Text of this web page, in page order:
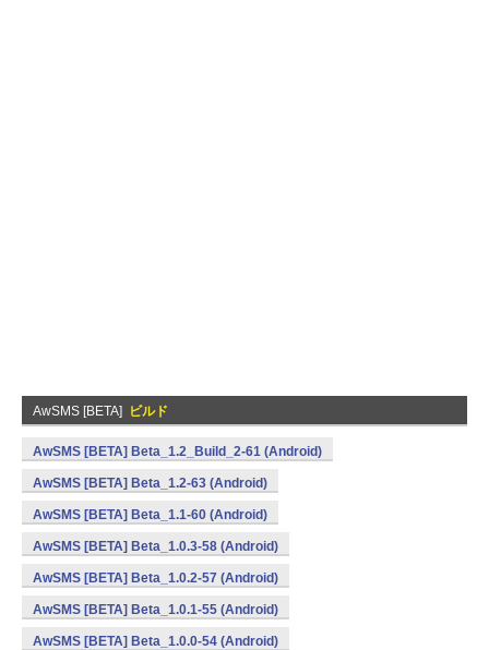
AwSMS [BETA] ビルド
AwSMS [BETA] Beta_1.2_Build_2-61 (Android)
AwSMS [BETA] Beta_1.2-63 (Android)
AwSMS [BETA] Beta_1.1-60 (Android)
AwSMS [BETA] Beta_1.0.3-58 (Android)
AwSMS [BETA] Beta_1.0.2-57 (Android)
AwSMS [BETA] Beta_1.0.1-55 (Android)
AwSMS [BETA] Beta_1.0.0-54 (Android)